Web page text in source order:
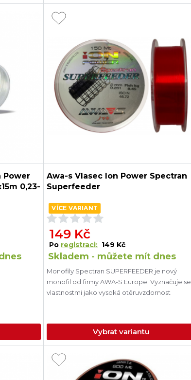
Power
0,23-
Awa-s Vlasec Ion Power Spectran
Superfeeder
VÍCE VARIANT
149 Kč
Po registraci: 149 Kč
Skladem - můžete mít dnes
Monofily Spectran SUPERFEEDER je nový
monofil od firmy AWA-S Europe. Vyznačuje se
vlastnostmi jako vysoká otěruvzdornost
Vybrat variantu